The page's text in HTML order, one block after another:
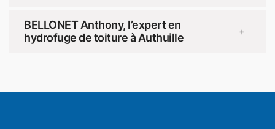
BELLONET Anthony, l’expert en
hydrofuge de toiture à Authuille
+